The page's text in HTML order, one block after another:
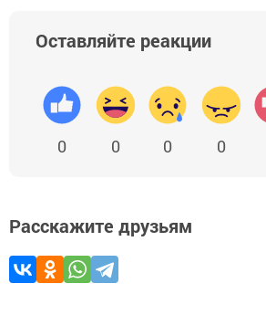
Оставляйте реакции
0 0 0 0
Расскажите друзьям